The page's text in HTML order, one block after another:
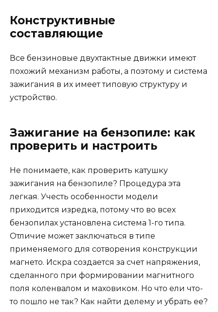
Конструктивные
составляющие
Все бензиновые двухтактные движки имеют
похожий механизм работы, а поэтому и система
зажигания в их имеет типовую структуру и
устройство.
Зажигание на бензопиле: как
проверить и настроить
Не понимаете, как проверить катушку
зажигания на бензопиле? Процедура эта
легкая. Учесть особенности модели
приходится изредка, потому что во всех
бензопилах установлена система 1-го типа.
Отличие может заключаться в типе
применяемого для сотворения конструкции
магнето. Искра создается за счет напряжения,
сделанного при формировании магнитного
поля коленвалом и маховиком. Но что ели что-
то пошло не так? Как найти делему и убрать ее?